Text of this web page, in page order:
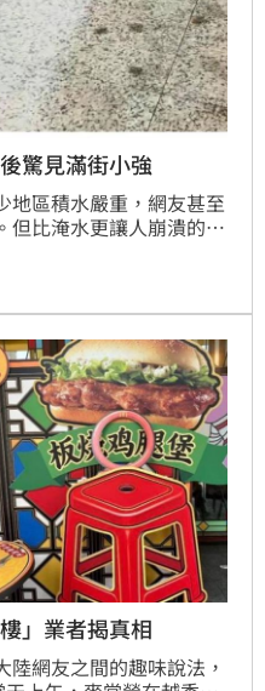
驚見滿街小強
地區積水嚴重，網友甚至
但比淹水更讓人崩潰的，
牆角、機車籃甚至整條
頭皮發麻」、「根本像生
」業者揭真相
陸網友之間的趣味說法，